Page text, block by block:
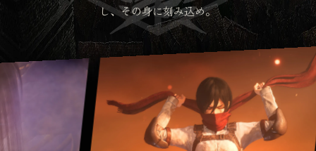
し、その身に刻み込め。